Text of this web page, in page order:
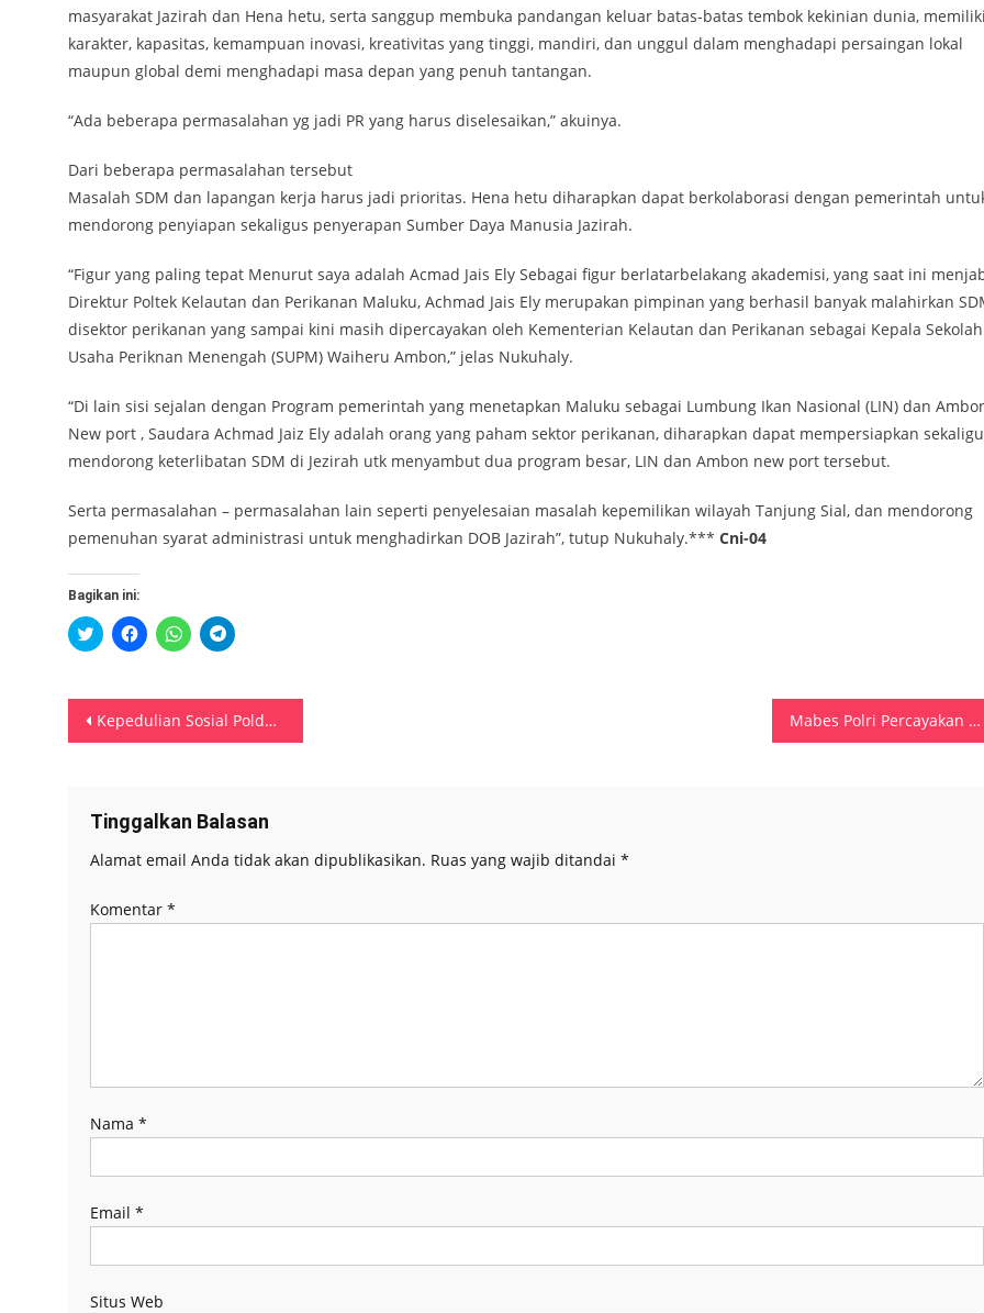
masyarakat Jazirah dan Hena hetu, serta sanggup membuka pandangan keluar batas-batas tembok kekinian dunia, memiliki
karakter, kapasitas, kemampuan inovasi, kreativitas yang tinggi, mandiri, dan unggul dalam menghadapi persaingan lokal
maupun global demi menghadapi masa depan yang penuh tantangan.
“Ada beberapa permasalahan yg jadi PR yang harus diselesaikan,” akuinya.
Dari beberapa permasalahan tersebut
Masalah SDM dan lapangan kerja harus jadi prioritas. Hena hetu diharapkan dapat berkolaborasi dengan pemerintah
mendorong penyiapan sekaligus penyerapan Sumber Daya Manusia Jazirah.
“Figur yang paling tepat Menurut saya adalah Acmad Jais Ely Sebagai figur berlatarbelakang akademisi, yang saat ini
Direktur Poltek Kelautan dan Perikanan Maluku, Achmad Jais Ely merupakan pimpinan yang berhasil banyak malahirkan
disektor perikanan yang sampai kini masih dipercayakan oleh Kementerian Kelautan dan Perikanan sebagai Kepala Sekolah
Usaha Periknan Menengah (SUPM) Waiheru Ambon,” jelas Nukuhaly.
“Di lain sisi sejalan dengan Program pemerintah yang menetapkan Maluku sebagai Lumbung Ikan Nasional (LIN) dan
New port , Saudara Achmad Jaiz Ely adalah orang yang paham sektor perikanan, diharapkan dapat mempersiapkan
mendorong keterlibatan SDM di Jezirah utk menyambut dua program besar, LIN dan Ambon new port tersebut.
Serta permasalahan – permasalahan lain seperti penyelesaian masalah kepemilikan wilayah Tanjung Sial, dan mendorong
pemenuhan syarat administrasi untuk menghadirkan DOB Jazirah”, tutup Nukuhaly.*** Cni-04
Bagikan ini:
Klik
untuk
di
jendela
yang
baru)
Klik
untuk
di
jendela
yang
baru)
Klik
untuk
di
jendela
yang
baru)
Klik
untuk
di
jendela
yang
baru)
Navigasi
Kepedulian Sosial Polda Maluku, Biro SDM Salurkan Bantuan Kebakaran Soabali Mabes Polri Percayakan Polda Maluku, Jadi Contoh Pemanfaatan Aplikasi BOS
Tinggalkan Balasan
Alamat email Anda tidak akan dipublikasikan. Ruas yang wajib ditandai *
Komentar *
Nama *
Email *
Situs Web